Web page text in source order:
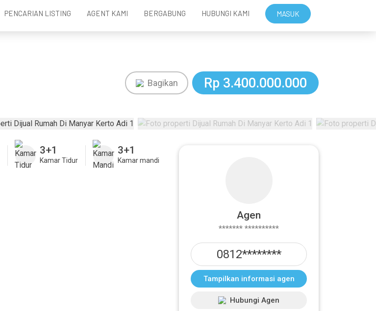
PENCARIAN LISTING AGENT KAMI BERGABUNG HUBUNGI KAMI MASUK
Rp 3.400.000.000
Bagikan
3+1
Kamar Tidur
3+1
Kamar mandi
Agen
******* **********
0812********
Tampilkan informasi agen
Hubungi Agen